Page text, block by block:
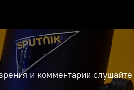
и комментарии